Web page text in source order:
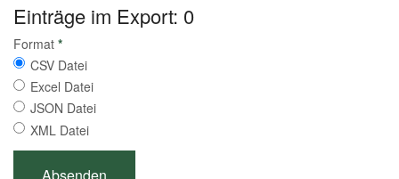
Einträge im Export: 0
Format *
CSV Datei
Excel Datei
JSON Datei
XML Datei